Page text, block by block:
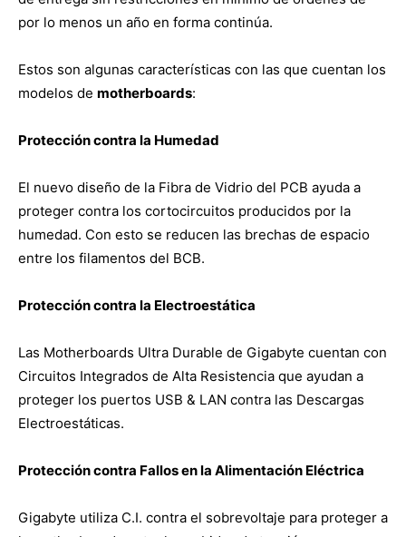
por lo menos un año en forma continúa.
Estos son algunas características con las que cuentan los
modelos de motherboards:
Protección contra la Humedad
El nuevo diseño de la Fibra de Vidrio del PCB ayuda a
proteger contra los cortocircuitos producidos por la
humedad. Con esto se reducen las brechas de espacio
entre los filamentos del BCB.
Protección contra la Electroestática
Las Motherboards Ultra Durable de Gigabyte cuentan con
Circuitos Integrados de Alta Resistencia que ayudan a
proteger los puertos USB & LAN contra las Descargas
Electroestáticas.
Protección contra Fallos en la Alimentación Eléctrica
Gigabyte utiliza C.I. contra el sobrevoltaje para proteger a